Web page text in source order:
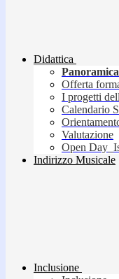
Didattica
Panoramica
Offerta
I progetti
Calendario
Valutazione
Open
Indirizzo Musicale
Inclusione